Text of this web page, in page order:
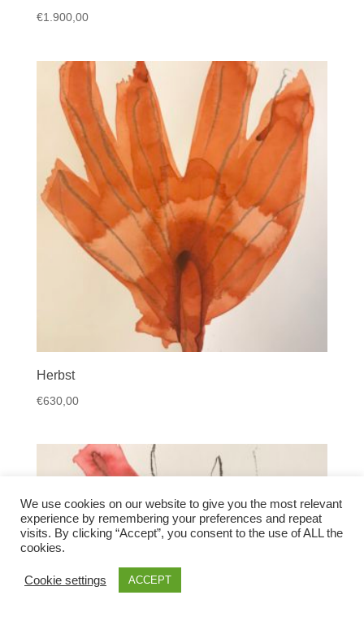
€1.900,00
Herbst
€630,00
We use cookies on our website to give you the most relevant
experience by remembering your preferences and repeat
visits. By clicking “Accept”, you consent to the use of ALL the
cookies.
Cookie settings ACCEPT